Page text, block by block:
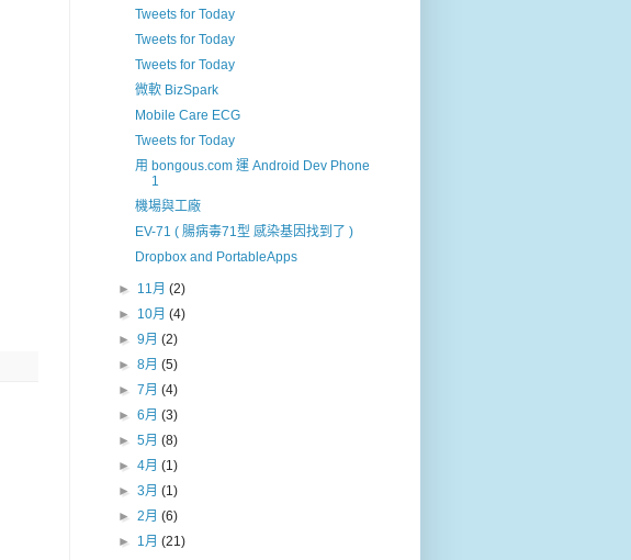
Tweets for Today
Tweets for Today
Tweets for Today
微軟 BizSpark
Mobile Care ECG
Tweets for Today
用 bongous.com 運 Android Dev Phone
1
機場與工廠
EV-71 ( 腸病毒71型 感染基因找到了 )
Dropbox and PortableApps
► 11月(2)
► 10月(4)
►9月(2)
►8月(5)
►7月(4)
►6月(3)
►5月(8)
►4月(1)
►3月(1)
►2月(6)
► 1月(21)